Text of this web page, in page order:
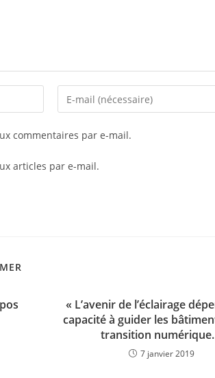
commentaires par e-mail.
articles par e-mail.
« L’avenir de l’éclairage
capacité à guider les
transition
7 janvier 2019